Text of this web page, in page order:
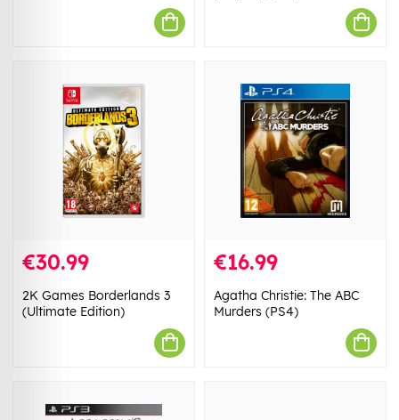
€30.99
2K Games Borderlands 3
(Ultimate Edition)
€16.99
Agatha Christie: The ABC
Murders (PS4)